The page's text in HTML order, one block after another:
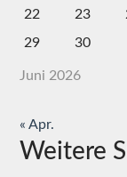
Juni 2026
22
23
29
30
« Apr.
Weitere